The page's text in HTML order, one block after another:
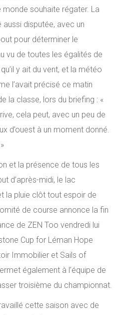
monde souhaite régater. La
disputée, avec un
pour déterminer le
vu de toutes les égalités de
y ait du vent, et la météo
l’avait précisé ce matin
la classe, lors du briefing : «
cela peut, avec un peu de
d’ouest à un moment donné.
et la présence de tous les
d’après-midi, le lac
la pluie clôt tout espoir de
de course annonce la fin
de ZEN Too vendredi lui
Cup for Léman Hope
Immobilier et Sails of
également à l’équipe de
troisième du championnat.
cette saison avec de